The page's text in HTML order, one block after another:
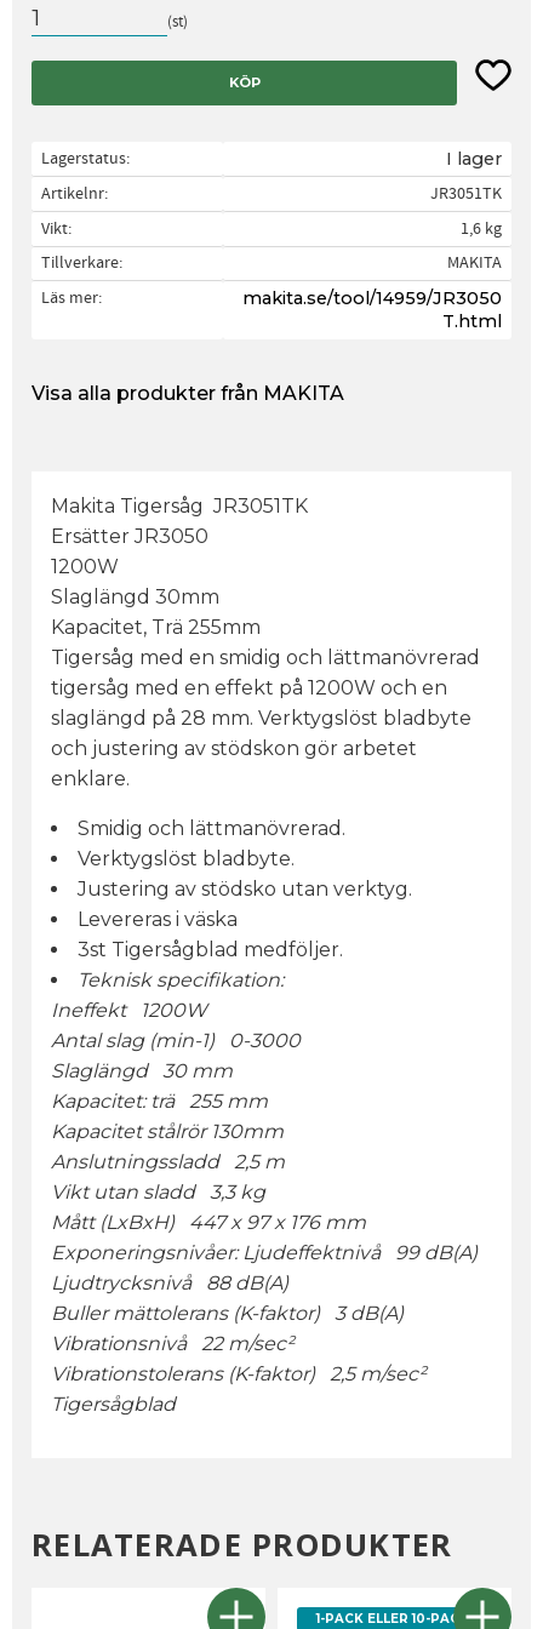
st
KÖP Lägg
Lagerstatus I lager
Artikelnr
JR3051TK
Vikt
1,6 kg
Tillverkare
MAKITA
Läs mer
makita.se/tool/14959/JR3050
T.html
Visa alla produkter från MAKITA
Makita Tigersåg JR3051TK
Ersätter JR3050
1200W
Slaglängd 30mm
Kapacitet, Trä 255mm
Tigersåg med en smidig och lättmanövrerad
tigersåg med en effekt på 1200W och en
slaglängd på 28 mm. Verktygslöst bladbyte
och justering av stödskon gör arbetet
enklare.
Smidig och lättmanövrerad.
Verktygslöst bladbyte.
Justering av stödsko utan verktyg.
Levereras i väska
3st Tigersågblad medföljer.
Teknisk specifikation:
Ineffekt 1200W
Antal slag (min-1) 0-3000
Slaglängd 30 mm
Kapacitet: trä 255 mm
Kapacitet stålrör 130mm
Anslutningssladd 2,5 m
Vikt utan sladd 3,3 kg
Mått (LxBxH) 447 x 97 x 176 mm
Exponeringsnivåer: Ljudeffektnivå 99 dB(A)
Ljudtrycksnivå 88 dB(A)
Buller mättolerans (K-faktor) 3 dB(A)
Vibrationsnivå 22 m/sec²
Vibrationstolerans (K-faktor) 2,5 m/sec²
Tigersågblad
RELATERADE PRODUKTER
1-PACK ELLER 10-PACK